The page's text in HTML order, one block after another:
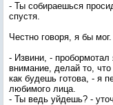
- Ты собираешься
спустя.
Честно говоря, я бы мог.
- Извини, -
внимание, делай то,
как будешь готова, - я
любимого лица.
- Ты ведь уйдешь? -